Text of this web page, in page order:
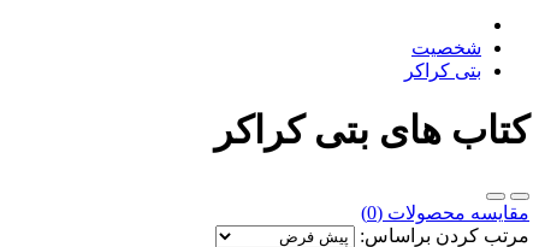
شخصیت
بتی کراکر
کتاب های بتی کراکر
مقایسه محصولات (0)
مرتب کردن براساس: